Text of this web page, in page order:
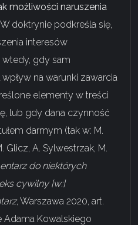
możliwości naruszenia
doktrynie podkreśla się,
interesów
gdy sam
na warunki zawarcia
elementy w treści
lub gdy dana czynność
darmym (tak w: M.
Glicz, A. Sylwestrzak, M.
do niektórych
cywilny [w:]
, Warszawa 2020, art.
Adama Kowalskiego